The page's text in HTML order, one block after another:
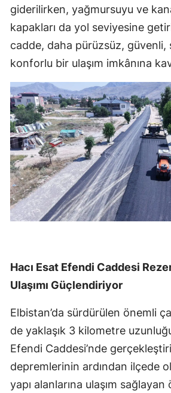
giderilirken, yağmursuyu ve
kapakları da yol seviyesine
cadde, daha pürüzsüz, güvenli,
konforlu bir ulaşım imkânına
Hacı Esat Efendi Caddesi
Ulaşımı Güçlendiriyor
Elbistan’da sürdürülen önemli
de yaklaşık 3 kilometre
Efendi Caddesi’nde
depremlerinin ardından ilçede
yapı alanlarına ulaşım sağlayan